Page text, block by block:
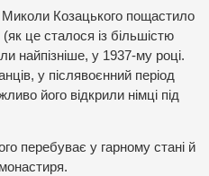
Миколи Козацького пощастило
це сталося із більшістю
найпізніше, у 1937-му році.
у післявоєнний період
його відкрили німці під
перебуває у гарному стані й